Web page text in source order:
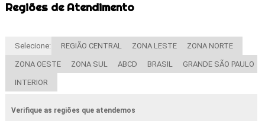
Regiões de Atendimento
Selecione: REGIÃO CENTRAL ZONA LESTE ZONA NORTE
ZONA OESTE ZONA SUL ABCD BRASIL GRANDE SÃO PAULO
INTERIOR
Verifique as regiões que atendemos